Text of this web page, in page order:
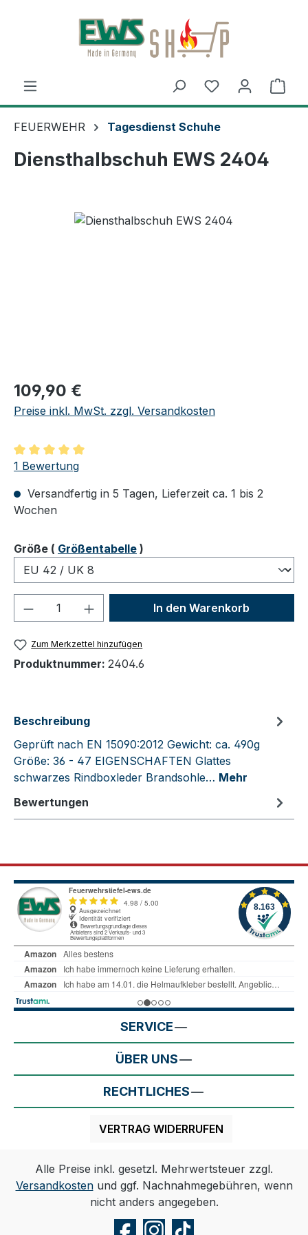
Zum Hauptinhalt springen
FEUERWEHR Tagesdienst Schuhe
Diensthalbschuh EWS 2404
Regulärer Preis:
109,90 €
Preise inkl. MwSt. zzgl. Versandkosten
Durchschnittliche Bewertung von 5 von 5 Sternen
1 Bewertung
Versandfertig in 5 Tagen, Lieferzeit ca. 1 bis 2
Wochen
Größeauswählen
( Größentabelle )
Produkt Anzahl: Gib denIn den Warenkorb
Zum Merkzettel hinzufügen
Produktnummer: 2404.6
Beschreibung
Geprüft nach EN 15090:2012 Gewicht: ca. 490g
Größe: 36 - 47 EIGENSCHAFTEN Glattes
schwarzes Rindboxleder Brandsohle… Mehr
Bewertungen
SERVICE
ÜBER UNS
RECHTLICHES
VERTRAG WIDERRUFEN
Alle Preise inkl. gesetzl. Mehrwertsteuer zzgl.
Versandkostenund ggf. Nachnahmegebühren, wenn
nicht anders angegeben.